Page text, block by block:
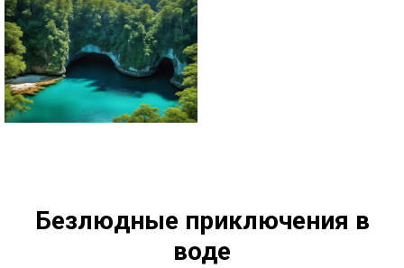
Безлюдные приключения в
воде